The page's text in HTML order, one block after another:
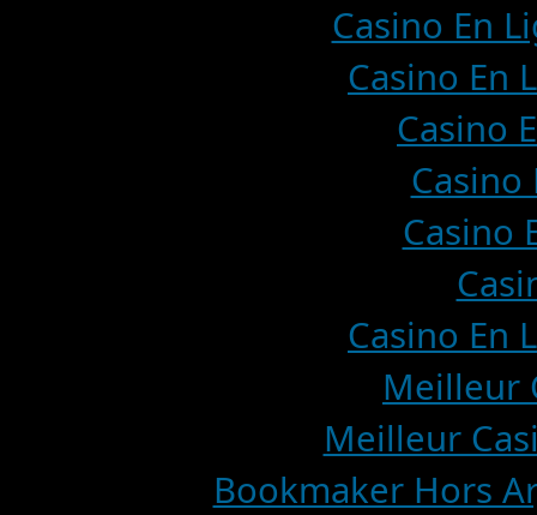
Casino En
Casino En
Casino
Casino
Casino
Casino En
Meilleur
Meilleur
Bookmaker Hors